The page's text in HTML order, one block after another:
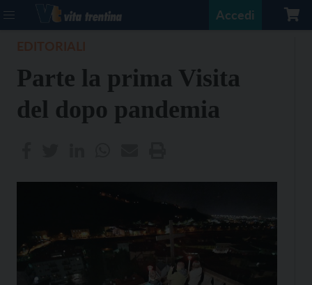
Accedi
Parte la prima Visita
del dopo pandemia